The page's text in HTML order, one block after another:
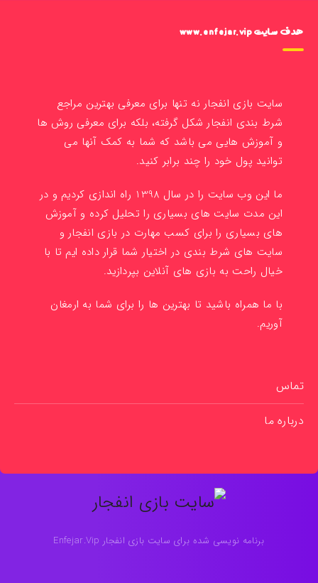
هدف سایت www.enfejar.vip
سایت بازی انفجار نه تنها برای معرفی بهترین مراجع
شرط بندی انفجار شکل گرفته، بلکه برای معرفی روش ها
و آموزش هایی می باشد که شما به کمک آنها می
توانید پول خود را چند برابر کنید.
ما این وب سایت را در سال 1398 راه اندازی کردیم و در
این مدت سایت های بسیاری را تحلیل کرده و آموزش
های بسیاری را برای کسب مهارت در بازی انفجار و
سایت های شرط بندی در اختیار شما قرار داده ایم تا با
خیال راحت به بازی های آنلاین بپردازید.
با ما همراه باشید تا بهترین ها را برای شما به ارمغان
آوریم.
تماس
درباره ما
برنامه نویسی شده برای سایت بازی انفجار Enfejar.Vip